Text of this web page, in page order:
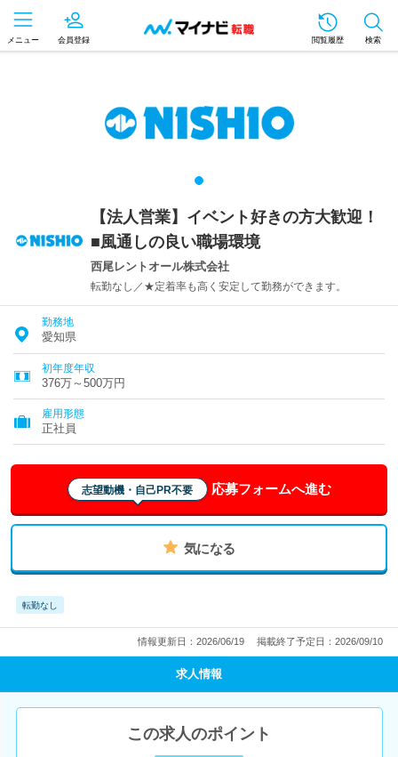
メニュー 会員登録 閲覧履歴 検索
【法人営業】イベント好きの方大歓迎！
■風通しの良い職場環境
西尾レントオール株式会社
転勤なし／★定着率も高く安定して勤務ができます。
勤務地
愛知県
初年度年収
376万～500万円
雇用形態
正社員
志望動機・自己PR不要 応募フォームへ進む
気になる
転勤なし
情報更新日：2026/06/19 掲載終了予定日：2026/09/10
求人情報
この求人のポイント